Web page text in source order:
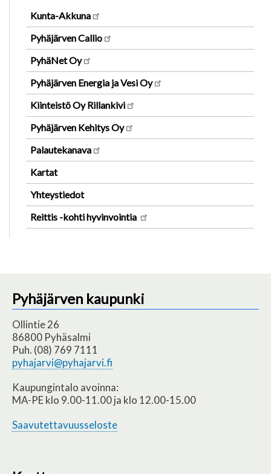
Kunta-Akkuna
Pyhäjärven Callio
PyhäNet Oy
Pyhäjärven Energia ja Vesi Oy
Kiinteistö Oy Rillankivi
Pyhäjärven Kehitys Oy
Palautekanava
Kartat
Yhteystiedot
Reittis -kohti hyvinvointia
Pyhäjärven kaupunki
Ollintie 26
86800 Pyhäsalmi
Puh. (08) 769 7111
pyhajarvi@pyhajarvi.fi
Kaupungintalo avoinna:
MA-PE klo 9.00-11.00 ja klo 12.00-15.00
Saavutettavuusseloste